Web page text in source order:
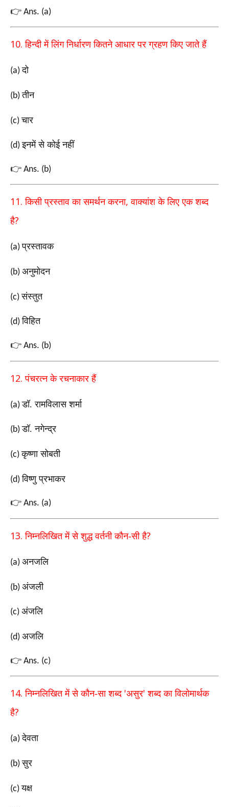
👉 Ans. (a)
10.हिन्दी में लिंग निर्धारण कितने आधार पर ग्रहण किए जाते हैं
(a)दो
(b)तीन
(c)चार
(d)इनमें से कोई नहीं
👉 Ans. (b)
11.किसी प्रस्ताव का समर्थन करना,वाक्यांश के लिए एक शब्द
है?
(a)प्रस्तावक
(b) अनुमोदन
(c)संस्तुत
(d)विहित
👉 Ans. (b)
12.पंचरत्न के रचनाकार हैं
(a)डॉ. रामविलास शर्मा
(b)डॉ. नगेन्द्र
(c)कृष्णा सोबती
(d)विष्णु प्रभाकर
👉 Ans. (a)
13.निम्नलिखित में से शुद्ध वर्तनी कौन-सी है?
(a) अनजलि
(b) अंजली
(c) अंजलि
(d) अजलि
👉 Ans. (c)
14.निम्नलिखित में से कौन-सा शब्द 'असुर'शब्द का विलोमार्थक
है?
(a)देवता
(b)सुर
(c)यक्ष